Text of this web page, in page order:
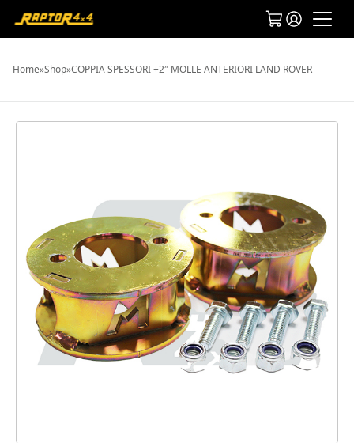
Home»Shop»COPPIA SPESSORI +2″ MOLLE ANTERIORI LAND ROVER